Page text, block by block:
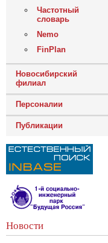
Частотный
словарь
Nemo
FinPlan
Новосибирский
филиал
Персоналии
Публикации
Новости